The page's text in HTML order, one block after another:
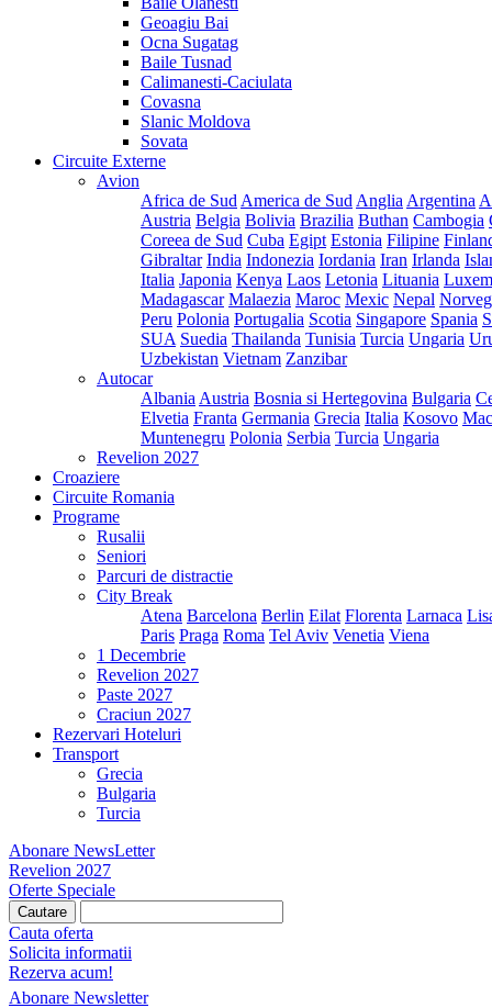
Geoagiu Bai
Ocna Sugatag
Baile Tusnad
Calimanesti-Caciulata
Covasna
Slanic Moldova
Sovata
Circuite Externe
Avion
Africa de Sud America de Sud Anglia Argentina
Austria Belgia Bolivia Brazilia Buthan Cambogia
Coreea de Sud Cuba Egipt Estonia Filipine
Gibraltar India Indonezia Iordania Iran Irlanda
Italia Japonia Kenya Laos Letonia Lituania
Madagascar Malaezia Maroc Mexic Nepal
Peru Polonia Portugalia Scotia Singapore Spania
SUA Suedia Thailanda Tunisia Turcia Ungaria
Uzbekistan Vietnam Zanzibar
Autocar
Albania Austria Bosnia si Hertegovina Bulgaria
Elvetia Franta Germania Grecia Italia Kosovo
Muntenegru Polonia Serbia Turcia Ungaria
Revelion 2027
Croaziere
Circuite Romania
Programe
Rusalii
Seniori
Parcuri de distractie
City Break
Atena Barcelona Berlin Eilat Florenta Larnaca
Paris Praga Roma Tel Aviv Venetia Viena
1 Decembrie
Revelion 2027
Paste 2027
Craciun 2027
Rezervari Hoteluri
Transport
Grecia
Bulgaria
Turcia
Abonare NewsLetter
Revelion 2027
Oferte Speciale
Cauta oferta
Solicita informatii
Rezerva acum!
Abonare Newsletter